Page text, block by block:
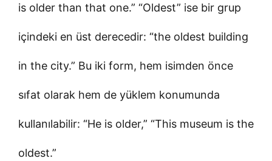
is older than that one.” “Oldest” ise bir grup
içindeki en üst derecedir: “the oldest building
in the city.” Bu iki form, hem isimden önce
sıfat olarak hem de yüklem konumunda
kullanılabilir: “He is older,” “This museum is the
oldest.”